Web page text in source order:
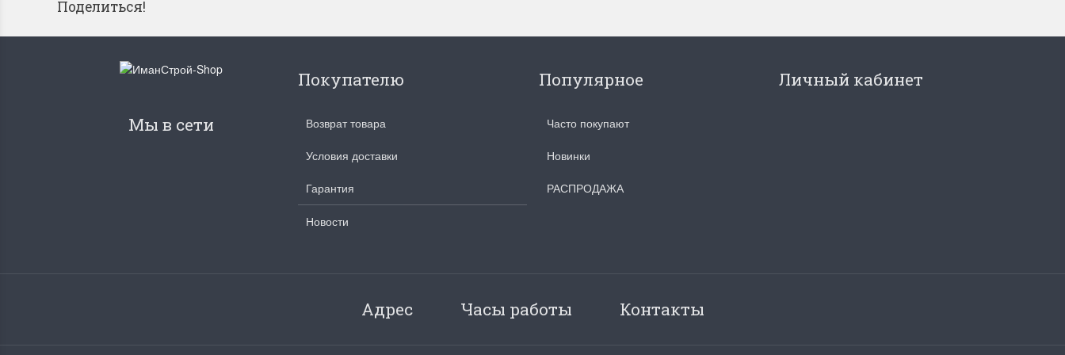
Поделиться!
Мы в сети
Покупателю
Возврат товара
Условия доставки
Гарантия
Новости
Популярное
Часто покупают
Новинки
РАСПРОДАЖА
Личный кабинет
Адрес Часы работы Контакты